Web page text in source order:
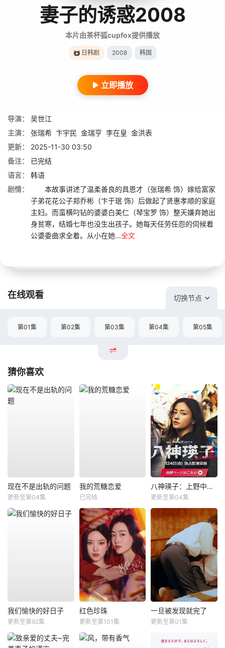
妻子的诱惑2008
本片由茶杯狐cupfox提供播放
日韩剧 2008 韩国
立即播放
导演：
吴世江
主演：
张瑞希 卞宇民 金瑞亨 李在皇 金洪表
更新：
2025-11-30 03:50
备注：
已完结
语言：
韩语
剧情：
本故事讲述了温柔善良的具恩才（张瑞希 饰）嫁给富家
子弟花花公子郑乔彬（卞于珉 饰）后做起了贤惠孝顺的家庭
主妇。而蛮横叼钻的婆婆白美仁（琴宝罗 饰）整天嫌弃她出
身贫寒，结婚七年也没生出孩子。她每天任劳任怨的伺候着
公婆委曲求全着。从小在她...全文
在线观看 切换节点
第01集 第02集 第03集 第04集 第05集
猜你喜欢
现在不是出轨的问题
更新至第04集
我的荒糖恋爱
已完结
八神瑛子：上野中央署组织犯罪对策课
更新至第04集
我们愉快的好日子
更新至第92集
红色珍珠
更新至第101集
一旦被发现就完了
更新至第01集